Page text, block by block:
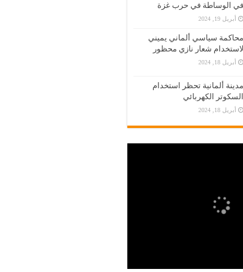
في الوساطة في حرب غزة
أبريل 19, 2024
محاكمة سياسي ألماني يميني
لاستخدام شعار نازي محظور
أبريل 18, 2024
مدينة ألمانية تحظر استخدام
السكوتر الكهربائي
أبريل 18, 2024